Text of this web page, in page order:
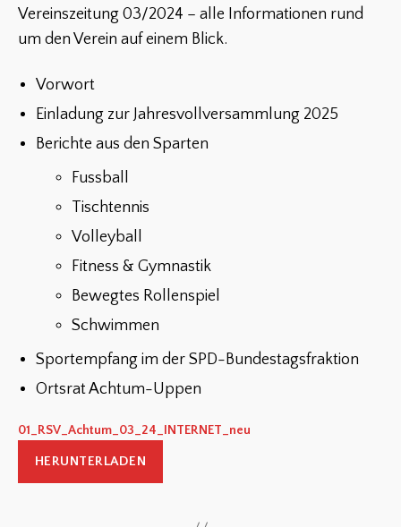
Vereinszeitung 03/2024 – alle Informationen rund
um den Verein auf einem Blick.
Vorwort
Einladung zur Jahresvollversammlung 2025
Berichte aus den Sparten
Fussball
Tischtennis
Volleyball
Fitness & Gymnastik
Bewegtes Rollenspiel
Schwimmen
Sportempfang im der SPD-Bundestagsfraktion
Ortsrat Achtum-Uppen
01_RSV_Achtum_03_24_INTERNET_neu
HERUNTERLADEN